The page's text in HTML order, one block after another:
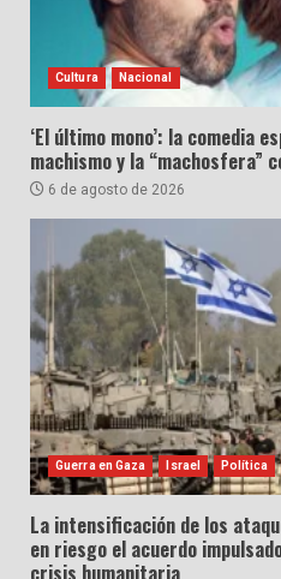
Cultura Nacional
‘El último mono’: la comedia
machismo y la “machosfera”
6 de agosto de 2026
Guerra en Gaza Israel Política
La intensificación de los
en riesgo el acuerdo
crisis humanitaria